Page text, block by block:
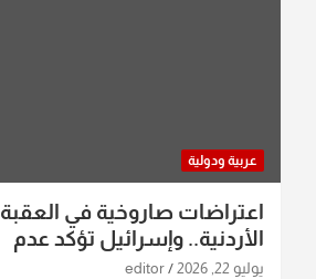
عربية ودولية
اعتراضات صاروخية في العقبة
الأردنية.. وإسرائيل تؤكد عدم
استهدافها
يوليو 22, 2026 editor